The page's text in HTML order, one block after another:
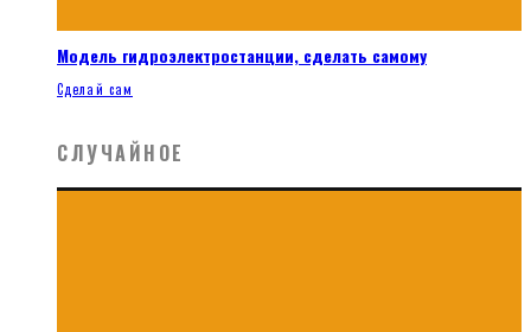
Модель гидроэлектростанции, сделать самому
Сделай сам
СЛУЧАЙНОЕ